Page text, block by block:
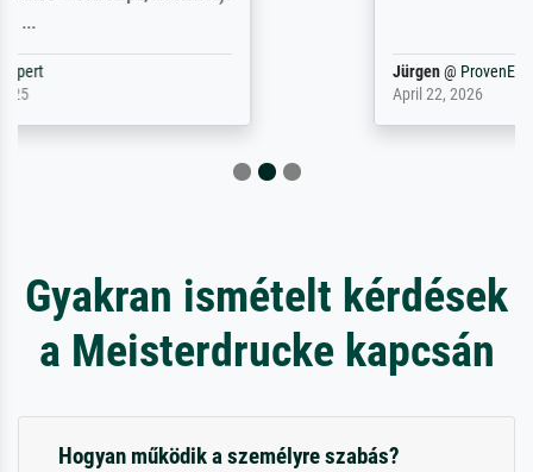
Gyakran ismételt kérdések
a Meisterdrucke kapcsán
Hogyan működik a személyre szabás?